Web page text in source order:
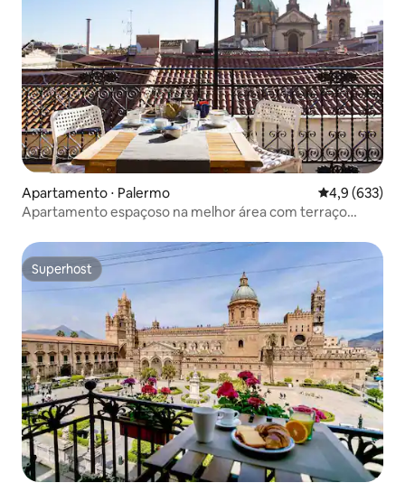
Apartamento ⋅ Palermo 4,9 de uma
4,9 (633)
Apartamento espaçoso na melhor área com terraço
Superhost
Superhost